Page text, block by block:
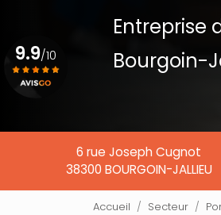
Entreprise
Bourgoin-
6 rue Joseph Cugnot
38300 BOURGOIN-JALLIEU
9.9/10
Accueil Secteur